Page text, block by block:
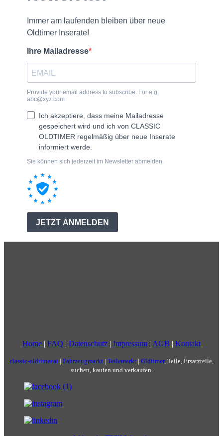
Home | FAQ | Datenschutz | Impressum | AGB | Kontakt
classic-oldtimer.at | Fahrzeugmarkt | Teilemarkt | Oldtimer, Teile, Ersatzteile,
suchen, kaufen und verkaufen.